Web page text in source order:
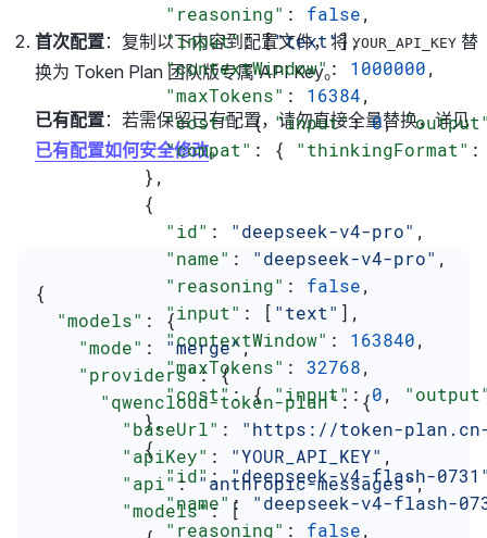
            "reasoning"
: false,
            "input"
: ["text"],
            "contextWindow"
: 1000000,
            "maxTokens"
: 16384,
            "cost"
: { "input": 0,
            "compat"
: { "thinkingFormat"
          },
          {
            "id"
: "deepseek-v4-pro" ,
            "name"
: "deepseek-v4-pro" ,
            "reasoning"
: false,
            "input"
: [ "text" ],
            "contextWindow"
: 163840,
            "maxTokens"
: 32768,
            "cost"
: { "input" : 0,
          },
          {
            "id"
: "deepseek-v4-flash-
            "name"
: "deepseek-v4-flash-
            "reasoning"
: false,
首次配置：复制以下内容到配置文件，将 YOUR_API_KEY 替
换为 Token Plan 团队版专属 API Key。
已有配置：若需保留已有配置，请勿直接全量替换，详见
已有配置如何安全修改。
{
  "models"
: {
    "mode"
: "merge",
    "providers"
: {
      "qwencloud-token-plan"
: {
        "baseUrl"
: "https://token-
        "apiKey"
: "YOUR_API_KEY" ,
        "api"
: "anthropic-messages",
        "models"
: [